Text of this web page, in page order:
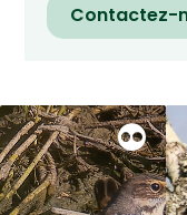
Contactez-